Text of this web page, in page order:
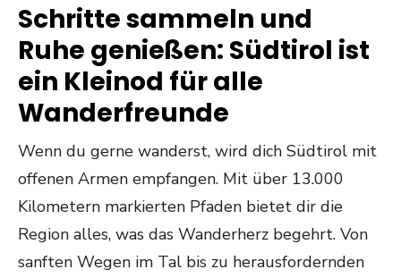
Schritte sammeln und
Ruhe genießen: Südtirol ist
ein Kleinod für alle
Wanderfreunde
Wenn du gerne wanderst, wird dich Südtirol mit
offenen Armen empfangen. Mit über 13.000
Kilometern markierten Pfaden bietet dir die
Region alles, was das Wanderherz begehrt. Von
sanften Wegen im Tal bis zu herausfordernden